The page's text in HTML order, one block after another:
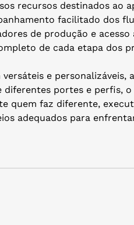
recursos destinados ao
facilitado dos
de produção e acesso
de cada etapa dos
e personalizáveis,
diferentes portes e perfis,
quem faz diferente,
adequados para